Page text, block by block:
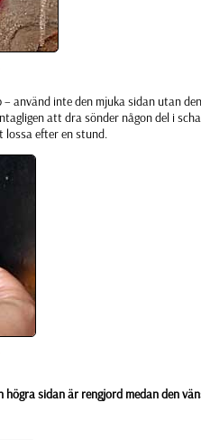
använd inte den mjuka sidan utan
att dra sönder någon del i
lossa efter en stund.
högra sidan är rengjord medan den